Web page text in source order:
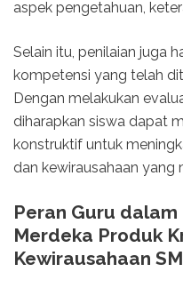
aspek pengetahuan,
Selain itu, penilaian juga
kompetensi yang telah
Dengan melakukan
diharapkan siswa dapat
konstruktif untuk
dan kewirausahaan yang
Peran Guru
Merdeka Produk
Kewirausahaan